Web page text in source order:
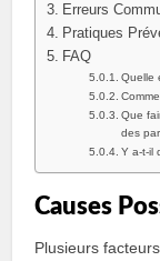
Erreurs
Pratiques
FAQ
Quelle
Que
des
Y a-t-il
Causes
Plusieurs